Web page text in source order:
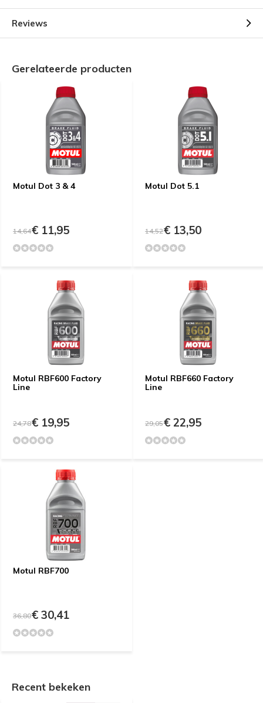
Reviews
Gerelateerde producten
Motul Dot 3 & 4
14,64€ 11,95
Motul Dot 5.1
14,52€ 13,50
Motul RBF600 Factory
Line
24,78€ 19,95
Motul RBF660 Factory
Line
29,05€ 22,95
Motul RBF700
36,80€ 30,41
Recent bekeken